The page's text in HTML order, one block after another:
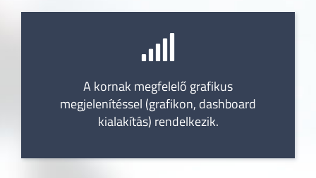
A kornak megfelelő grafikus
megjelenítéssel (grafikon, dashboard
kialakítás) rendelkezik.